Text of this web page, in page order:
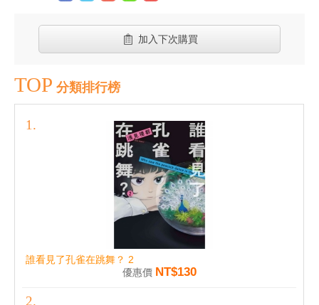
加入下次購買
TOP 分類排行榜
誰看見了孔雀在跳舞？ 2
優惠價 NT$130